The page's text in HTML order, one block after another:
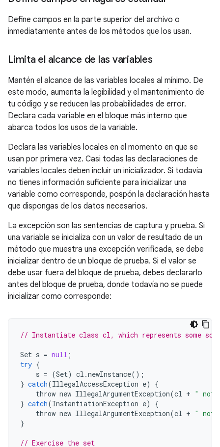
Define campos en la parte superior del archivo o
inmediatamente antes de los métodos que los usan.
Limita el alcance de las variables
Mantén el alcance de las variables locales al mínimo. De
este modo, aumenta la legibilidad y el mantenimiento de
tu código y se reducen las probabilidades de error.
Declara cada variable en el bloque más interno que
abarca todos los usos de la variable.
Declara las variables locales en el momento en que se
usan por primera vez. Casi todas las declaraciones de
variables locales deben incluir un inicializador. Si todavía
no tienes información suficiente para inicializar una
variable como corresponde, pospón la declaración hasta
que dispongas de los datos necesarios.
La excepción son las sentencias de captura y prueba. Si
una variable se inicializa con un valor de resultado de un
método que muestra una excepción verificada, se debe
inicializar dentro de un bloque de prueba. Si el valor se
debe usar fuera del bloque de prueba, debes declararlo
antes del bloque de prueba, donde todavía no se puede
inicializar como corresponde:
// Instantiate class cl, which represents some
Set s = null ;
try {
s = (Set) cl .newInstance();
} catch(IllegalAccessException e)
{
throw new IllegalArgumentException(cl + " not
} catch(InstantiationException e)
{
throw new IllegalArgumentException(cl + " not
}
// Exercise the set